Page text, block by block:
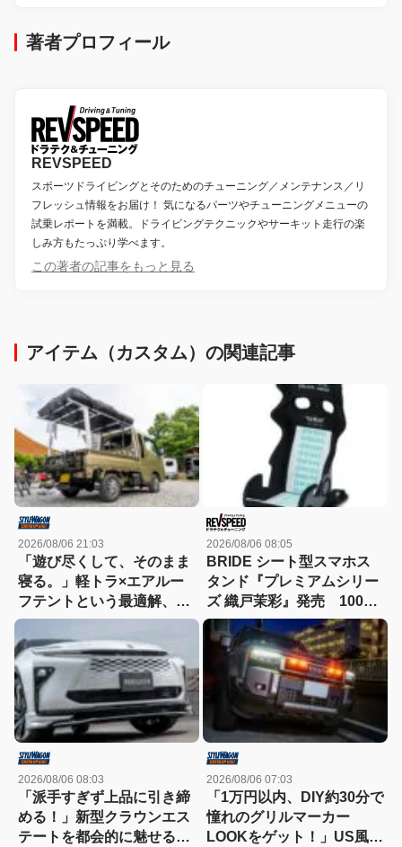
著者プロフィール
REVSPEED
スポーツドライビングとそのためのチューニング／メンテナンス／リ
フレッシュ情報をお届け！ 気になるパーツやチューニングメニューの
試乗レポートを満載。ドライビングテクニックやサーキット走行の楽
しみ方もたっぷり学べます。
この著者の記事をもっと見る
アイテム（カスタム）の関連記事
2026/08/06 21:03
「遊び尽くして、そのまま
寝る。」軽トラ×エアルー
フテントという最適解、見
つけた!!
2026/08/06 08:05
BRIDE シート型スマホス
タンド『プレミアムシリー
ズ 織戸茉彩』発売 100個
限定でパッケージには自筆
サイン入り
2026/08/06 08:03
「派手すぎず上品に引き締
める！」新型クラウンエス
テートを都会的に魅せる、
2026/08/06 07:03
「1万円以内、DIY約30分で
憧れのグリルマーカー
LOOKをゲット！」US風の